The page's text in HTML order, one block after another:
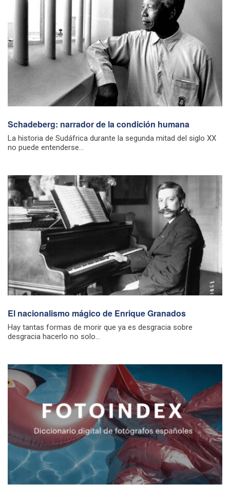
Schadeberg: narrador de la condición humana
La historia de Sudáfrica durante la segunda mitad del siglo XX
no puede entenderse...
El nacionalismo mágico de Enrique Granados
Hay tantas formas de morir que ya es desgracia sobre
desgracia hacerlo no solo...